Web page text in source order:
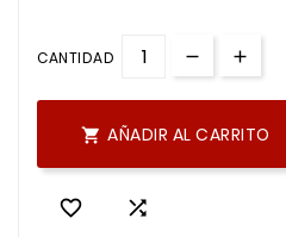
CANTIDAD
 AÑADIR AL CARRITO
 